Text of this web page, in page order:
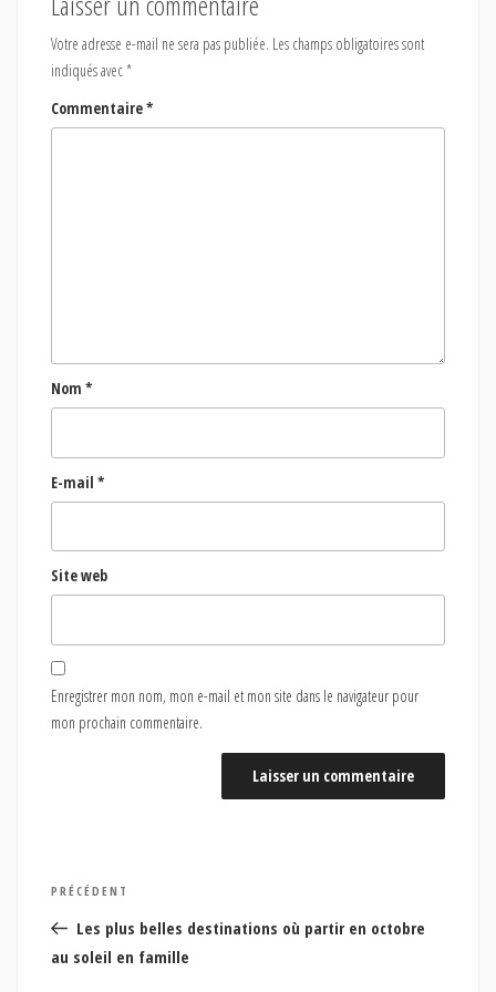
Votre adresse e-mail ne sera pas publiée. Les champs obligatoires sont
indiqués avec*
Commentaire*
Nom *
E-mail *
Site web
Enregistrer mon nom, mon e-mail et mon site dans le navigateur pour
mon prochain commentaire.
Navigation
de
l’article
Article
précédent
PRÉCÉDENT
Les plus belles destinations où partir en octobre
au soleil en famille